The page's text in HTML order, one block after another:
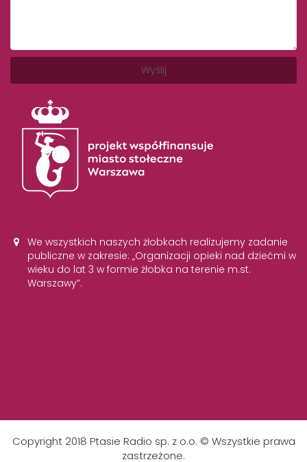
Wyślij
We wszystkich naszych żłobkach realizujemy zadanie
publiczne w zakresie: „Organizacji opieki nad dziećmi w
wieku do lat 3 w formie żłobka na terenie m.st.
Warszawy”.
Copyright 2018 Ptasie Radio sp. z o.o. © Wszystkie prawa
zastrzeżone.